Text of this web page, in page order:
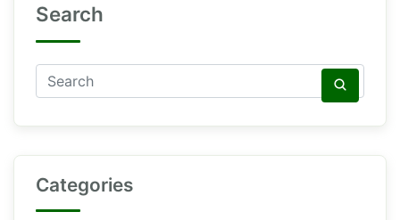
Search
Categories